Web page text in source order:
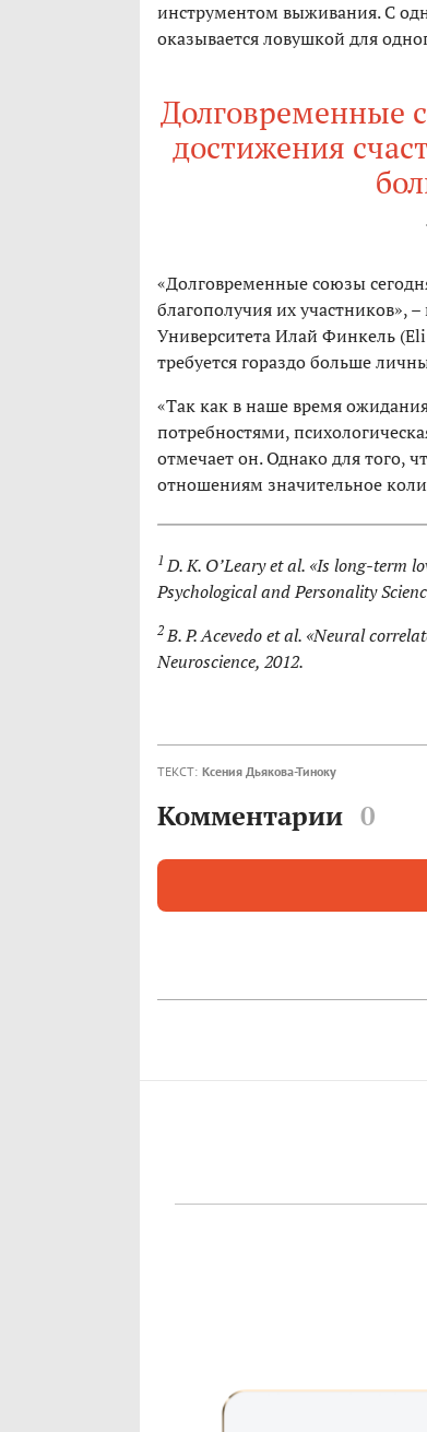
инструментом выживания. С
оказывается ловушкой для
Долговременные
достижения
«Долговременные союзы
благополучия их участников»,
Университета Илай Финкель (Eli
требуется гораздо больше
«Так как в наше время
потребностями,
отмечает он. Однако для того,
отношениям значительное
1 D. К. O’Leary et al. «Is long-term
Psychological and Personality
2 B. P. Acevedo et al. «Neural
Neuroscience, 2012.
ТЕКСТ: Ксения Дьякова-Тиноку
Комментарии 0